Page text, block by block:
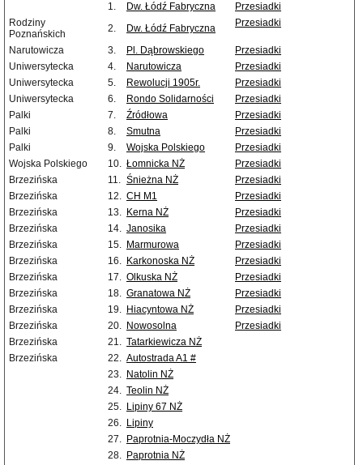
1.
Dw. Łódź Fabryczna
Przesiadki
Rodziny
Poznańskich
2. Dw. Łódź Fabryczna Przesiadki
Narutowicza 3. Pl. Dąbrowskiego
Przesiadki
Uniwersytecka
4. Narutowicza
Przesiadki
Uniwersytecka
5. Rewolucji 1905r.
Przesiadki
Uniwersytecka
6. Rondo Solidarności
Przesiadki
Palki
7. Źródłowa
Przesiadki
Palki
8. Smutna
Przesiadki
Palki
9. Wojska Polskiego
Przesiadki
Wojska Polskiego
10. Łomnicka NŻ
Przesiadki
Brzezińska
11. Śnieżna NŻ
Przesiadki
Brzezińska
12. CH M1
Przesiadki
Brzezińska
13. Kerna NŻ
Przesiadki
Brzezińska
14. Janosika
Przesiadki
Brzezińska
15. Marmurowa
Przesiadki
Brzezińska
16. Karkonoska NŻ
Przesiadki
Brzezińska
17. Olkuska NŻ
Przesiadki
Brzezińska
18. Granatowa NŻ
Przesiadki
Brzezińska
19. Hiacyntowa NŻ
Przesiadki
Brzezińska
20. Nowosolna
Przesiadki
Brzezińska
21. Tatarkiewicza NŻ
Brzezińska
22. Autostrada A1 #
23. Natolin NŻ
24. Teolin NŻ
25. Lipiny 67 NŻ
26. Lipiny
27. Paprotnia-Moczydła NŻ
28. Paprotnia NŻ